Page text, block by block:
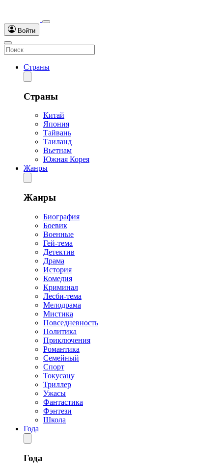
Войти
Страны
Страны
Китай
Япония
Тайвань
Таиланд
Вьетнам
Южная Корея
Жанры
Жанры
Биография
Боевик
Военные
Гей-тема
Детектив
Драма
История
Комедия
Криминал
Лесби-тема
Мелодрама
Мистика
Повседневность
Политика
Приключения
Романтика
Семейный
Спорт
Токусацу
Триллер
Ужасы
Фантастика
Фэнтези
Школа
Года
Года